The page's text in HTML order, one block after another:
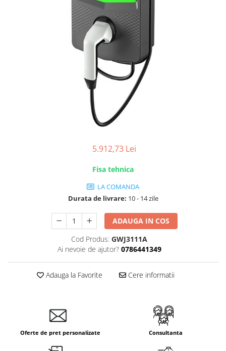
5.912,73 Lei
Fisa tehnica
LA COMANDA
Durata de livrare: 10 - 14 zile
ADAUGA IN COS
Cod Produs: GWJ3111A
Ai nevoie de ajutor? 0786441349
Adauga la Favorite Cere informatii
Oferte de pret personalizate Consultanta